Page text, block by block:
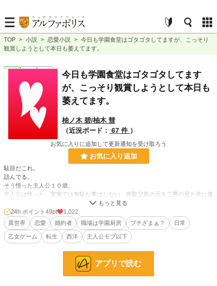
TOP > 小説 > 恋愛小説 > 今日も学園食堂はゴタゴタしてますが、こっそり
観賞しようとして本日も萎えてます。
恋愛 完結 短編
今日も学園食堂はゴタゴタしてます
が、こっそり観賞しようとして本日も
萎えてます。
柚ノ木 碧/柚木 彗
（近況ボード： 67 件 ）
お気に入りに追加して更新通知を受け取ろう
お気に入り追加
駄目だこれ。
詰んでる。
そう悟った主人公１０歳。
主人公は悟った。実家では無駄な事はしない。搾取父親の元を三男の兄と共に逃
れて王都へ行き、乙女ゲームの舞台の学園の厨房に就職！これで予てより念願の
世界をこっそりモブ以下らしく観賞しちゃえ！と思って居たのだけど…
何だか知ってる乙女ゲームの内容とは微妙に違う様で。あれ？何だか萎えるんだ
けど…
なろうにも掲載しております。
16,103 位 / 228,692 件
24h.ポイント 49pt
1,022
異世界
恋愛 婚約者 職場は学園厨房 プチざまぁ？
日常
乙女ゲーム
転生 西洋 主人公モブ以下
アプリで読む